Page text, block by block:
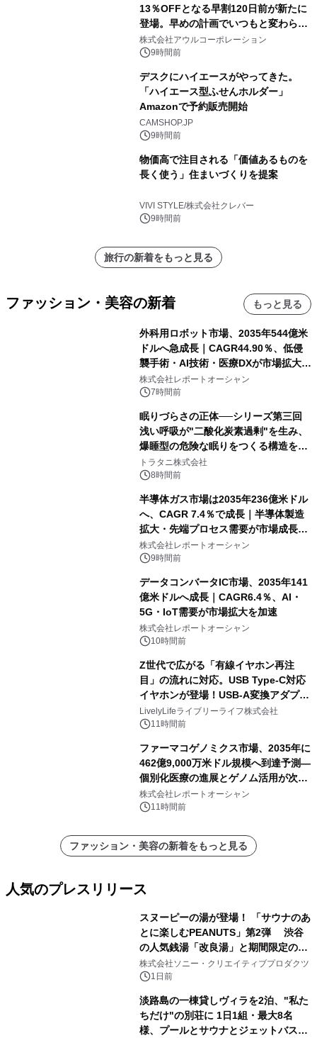
13％OFFとなる早割120日前が新たに
登場。早めの計画でいつもと変わらぬ
大人の冬旅を。ー夕日ヶ浦温泉「佳松
苑 別邸ふうか」ー
株式会社アウルコーポレーション
9時間前
デスクにハイエースがやってきた。
「ハイエース型ふせんホルダー」
Amazonで予約販売開始
CAMSHOP.JP
9時間前
物価高で注目される「価値あるものを
長く使う」住まいづくりを提案
VIVI STYLE/株式会社クレバー
9時間前
旅行の新着をもっと見る
ファッション・美容の新着 もっと見る
外科用ロボット市場、2035年544億米
ドルへ急成長｜CAGR44.90％、低侵
襲手術・AI技術・医療DXが市場拡大を
牽引
株式会社レポートオーシャン
7時間前
眠りづらさの正体──シリーズ第三回
浅い呼吸が"二酸化炭素過剰"を生み、
爆睡型の危険な眠りをつくる構造を解
説
トラタニ株式会社
8時間前
半導体ガス市場は2035年236億米ドル
へ、CAGR 7.4％で成長｜半導体製造
拡大・先端プロセス需要が市場成長を
加速
株式会社レポートオーシャン
9時間前
データコンバータIC市場、2035年141
億米ドルへ成長｜CAGR6.4％、AI・
5G・IoT需要が市場拡大を加速
株式会社レポートオーシャン
10時間前
Z世代で広がる「有線イヤホン再注
目」の流れに対応。USB Type-C対応
イヤホンが登場！USB-A変換アダプタ
ー付きでスマホからパソコンまで幅広
く活用可能
LivelyLifeライブリーライフ株式会社
11時間前
ファーマコゲノミクス市場、2035年に
462億9,000万米ドル規模へ到達予測―
個別化医療の進展とゲノム活用が次世
代ヘルスケア投資を加速
株式会社レポートオーシャン
11時間前
ファッション・美容の新着をもっと見る
人気のプレスリリース
スヌーピーの湯が登場！ 「サウナのあ
とに楽しむPEANUTS」第2弾 渋谷
の人気銭湯「改良湯」と期間限定のコ
ラボレーション サウナイキタイコラ
ボグッズも発売決定！
株式会社ソニー・クリエイティブプロダクツ
1日前
淡路島の一棟貸しヴィラを2泊、"私た
ちだけ"の別荘に 1日1組・最大8名
様、プールとサウナとジェットバス付